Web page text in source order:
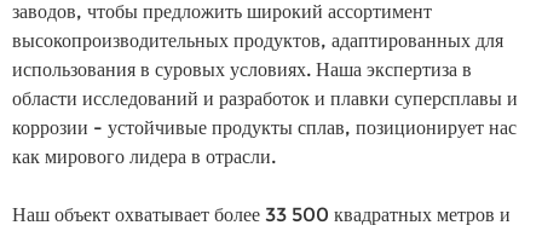
заводов, чтобы предложить широкий ассортимент
высокопроизводительных продуктов, адаптированных для
использования в суровых условиях. Наша экспертиза в
области исследований и разработок и плавки суперсплавы и
коррозии - устойчивые продукты сплав, позиционирует нас
как мирового лидера в отрасли.
Наш объект охватывает более 33 500 квадратных метров и